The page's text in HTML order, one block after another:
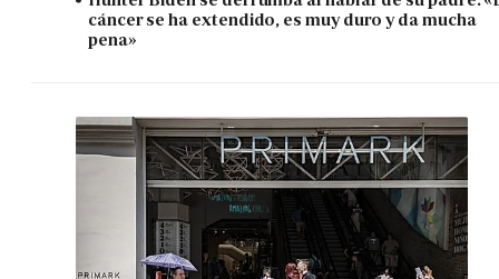
cáncer se ha extendido, es muy duro y da mucha
pena»